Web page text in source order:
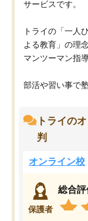
サービスです。
トライの「一人
よる教育」の理
マンツーマン指
部活や習い事で
トライの
判
オンライン校
保護者
総合